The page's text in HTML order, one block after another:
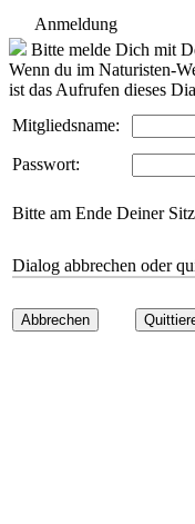
Anmeldung
Bitte melde Dich mit
Wenn du im Naturisten-
ist das Aufrufen dieses
Mitgliedsname:
Passwort:
Bitte am Ende Deiner
Dialog abbrechen oder
Abbrechen